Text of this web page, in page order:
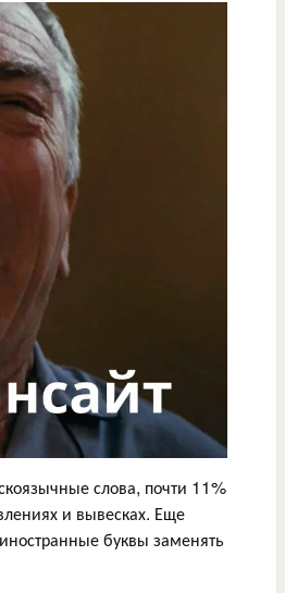
слова, почти 11%
и вывесках. Еще
буквы заменять